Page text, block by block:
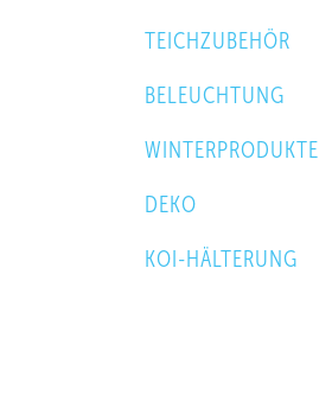
TEICHZUBEHÖR
BELEUCHTUNG
WINTERPRODUKTE
DEKO
KOI-HÄLTERUNG